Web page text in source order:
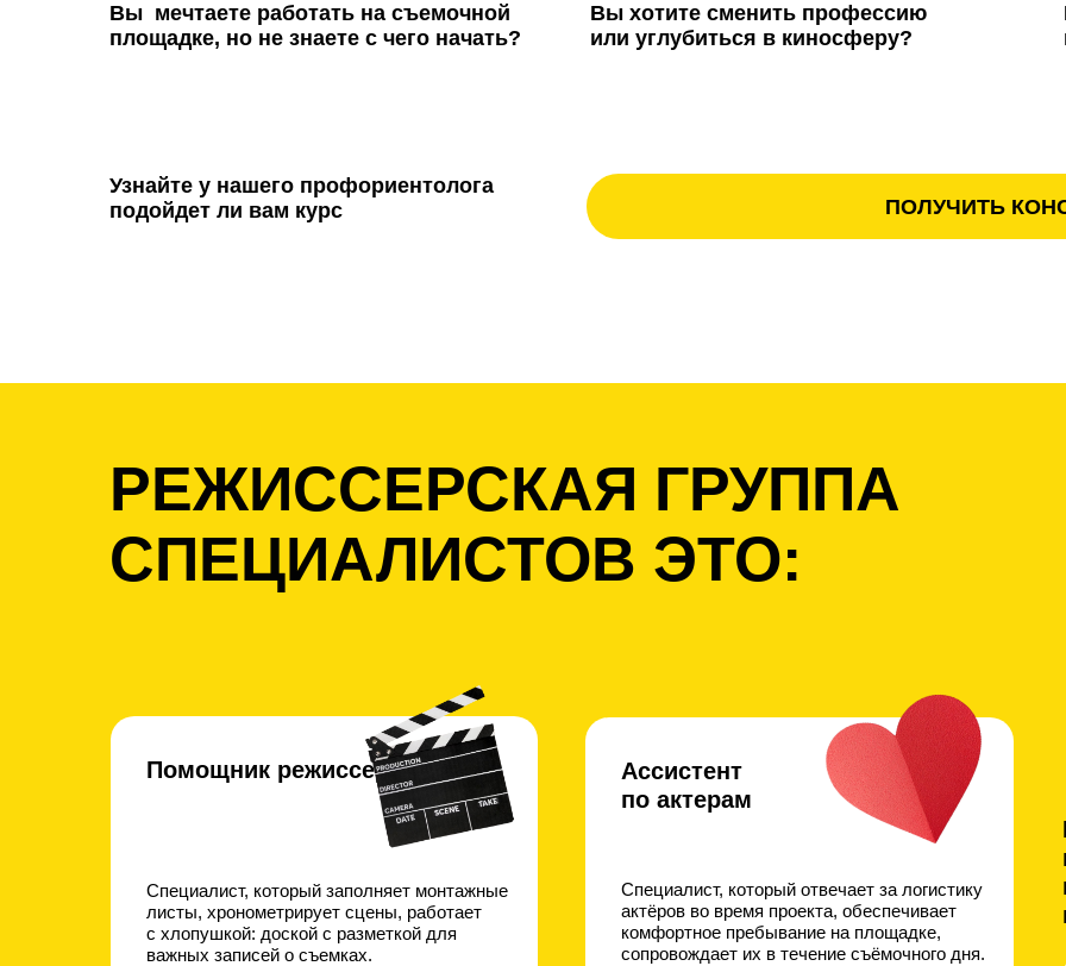
Вы хотите сменить профессию
или углубиться в киносферу?
Вы мечтаете работать на съемочной
площадке, но не знаете с чего начать?
Узнайте у нашего профориентолога
подойдет ли вам курс
ПОЛУЧИТЬ
РЕЖИССЕРСКАЯ ГРУППА
СПЕЦИАЛИСТОВ ЭТО:
Помощник режиссера
Специалист, который заполняет монтажные
листы, хронометрирует сцены, работает
с хлопушкой: доской с разметкой для
важных записей о съемках.
Ассистент
по актерам
Специалист, который отвечает за логистику
актёров во время проекта, обеспечивает
комфортное пребывание на площадке,
сопровождает их в течение съёмочного дня.